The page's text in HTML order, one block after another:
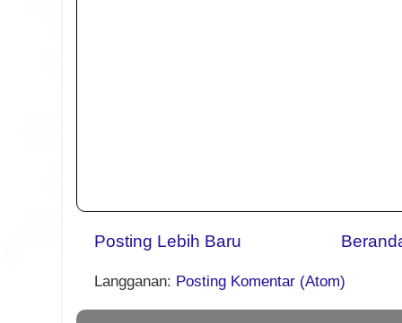
Posting Lebih Baru
Langganan: Posting Komentar (Atom)